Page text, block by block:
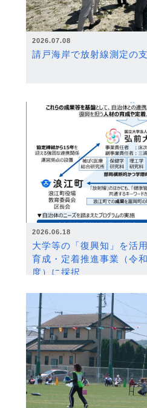
2026.07.08
請戸海岸で放射線測定の
2026.06.18
大学等の「復興知」を活
育成・定着推進事業（令
度）に採択